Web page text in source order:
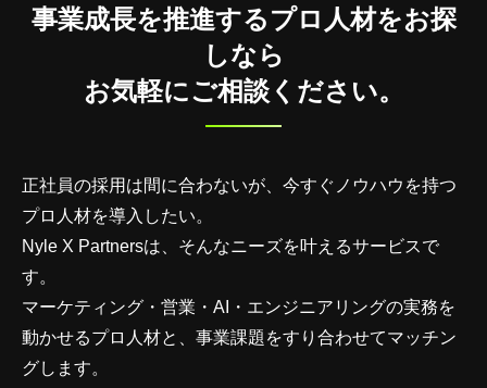
事業成長を推進するプロ人材をお探
しなら
お気軽にご相談ください。
正社員の採用は間に合わないが、今すぐノウハウを持つ
プロ人材を導入したい。
Nyle X Partnersは、そんなニーズを叶えるサービスで
す。
マーケティング・営業・AI・エンジニアリングの実務を
動かせるプロ人材と、事業課題をすり合わせてマッチン
グします。